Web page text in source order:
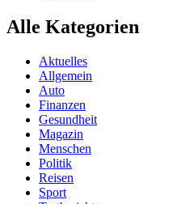
Alle Kategorien
Aktuelles
Allgemein
Auto
Finanzen
Gesundheit
Magazin
Menschen
Politik
Reisen
Sport